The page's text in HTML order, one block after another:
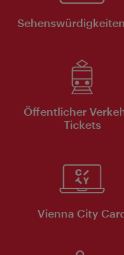
Öffentlicher
Tickets
Vienna City